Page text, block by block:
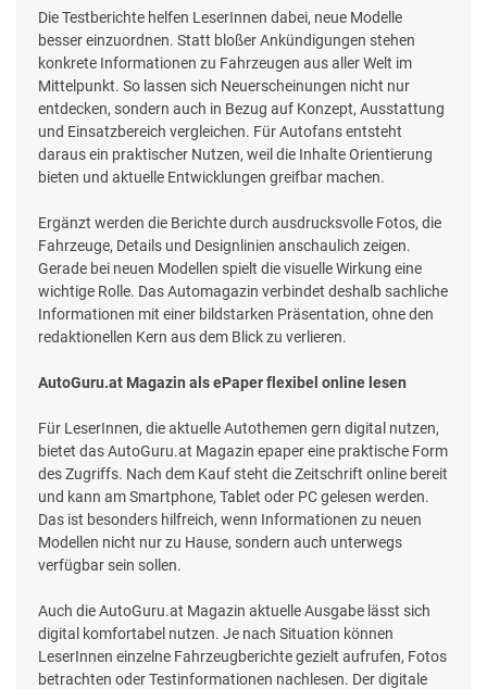
Die Testberichte helfen LeserInnen dabei, neue Modelle
besser einzuordnen. Statt bloßer Ankündigungen stehen
konkrete Informationen zu Fahrzeugen aus aller Welt im
Mittelpunkt. So lassen sich Neuerscheinungen nicht nur
entdecken, sondern auch in Bezug auf Konzept, Ausstattung
und Einsatzbereich vergleichen. Für Autofans entsteht
daraus ein praktischer Nutzen, weil die Inhalte Orientierung
bieten und aktuelle Entwicklungen greifbar machen.
Ergänzt werden die Berichte durch ausdrucksvolle Fotos, die
Fahrzeuge, Details und Designlinien anschaulich zeigen.
Gerade bei neuen Modellen spielt die visuelle Wirkung eine
wichtige Rolle. Das Automagazin verbindet deshalb sachliche
Informationen mit einer bildstarken Präsentation, ohne den
redaktionellen Kern aus dem Blick zu verlieren.
AutoGuru.at Magazin als ePaper flexibel online lesen
Für LeserInnen, die aktuelle Autothemen gern digital nutzen,
bietet das AutoGuru.at Magazin epaper eine praktische Form
des Zugriffs. Nach dem Kauf steht die Zeitschrift online bereit
und kann am Smartphone, Tablet oder PC gelesen werden.
Das ist besonders hilfreich, wenn Informationen zu neuen
Modellen nicht nur zu Hause, sondern auch unterwegs
verfügbar sein sollen.
Auch die AutoGuru.at Magazin aktuelle Ausgabe lässt sich
digital komfortabel nutzen. Je nach Situation können
LeserInnen einzelne Fahrzeugberichte gezielt aufrufen, Fotos
betrachten oder Testinformationen nachlesen. Der digitale